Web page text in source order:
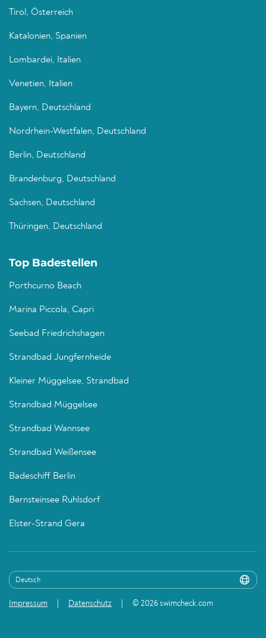
Tirol, Österreich
Katalonien, Spanien
Lombardei, Italien
Venetien, Italien
Bayern, Deutschland
Nordrhein-Westfalen, Deutschland
Berlin, Deutschland
Brandenburg, Deutschland
Sachsen, Deutschland
Thüringen, Deutschland
Top Badestellen
Porthcurno Beach
Marina Piccola, Capri
Seebad Friedrichshagen
Strandbad Jungfernheide
Kleiner Müggelsee, Strandbad
Strandbad Müggelsee
Strandbad Wannsee
Strandbad Weißensee
Badeschiff Berlin
Bernsteinsee Ruhlsdorf
Elster-Strand Gera
Impressum Datenschutz © 2026 swimcheck.com